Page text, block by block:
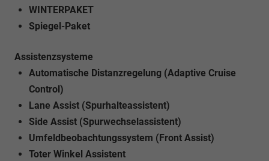
WINTERPAKET
Spiegel-Paket
Assistenzsysteme
Automatische Distanzregelung (Adaptive Cruise
Control)
Lane Assist (Spurhalteassistent)
Side Assist (Spurwechselassistent)
Umfeldbeobachtungssystem (Front Assist)
Toter Winkel Assistent